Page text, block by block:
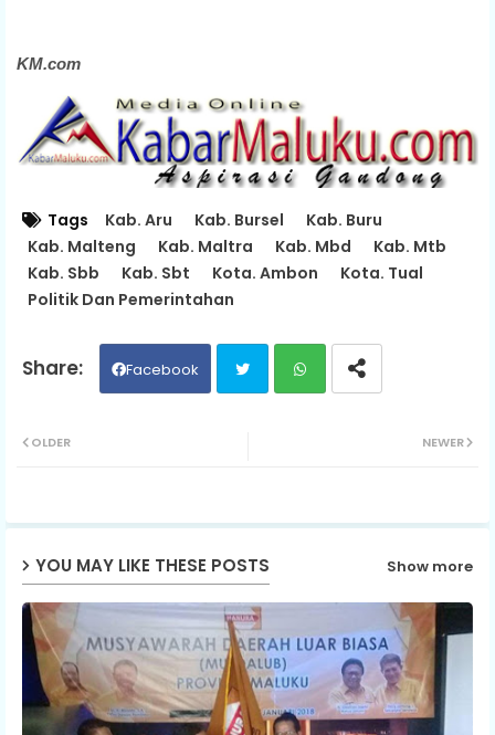
KM.com
Tags Kab. Aru Kab. Bursel
Kab. Buru
Kab. Malteng
Kab. Maltra Kab. Mbd
Kab. Mtb
Kab. Sbb
Kab. Sbt Kota. Ambon
Kota. Tual
Politik Dan Pemerintahan
Facebook
ap
NEWER
OLDER
YOU MAY LIKE THESE POSTS Show more